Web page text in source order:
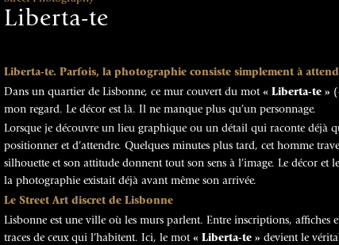
Liberta-te
Liberta-te. Parfois, la photographie consiste simplement à
Dans un quartier de Lisbonne, ce mur couvert du mot « Liberta-te »
mon regard. Le décor est là. Il ne manque plus qu’un personnage.
Lorsque je découvre un lieu graphique ou un détail qui raconte déjà
positionner et d’attendre. Quelques minutes plus tard, cet homme
silhouette et son attitude donnent tout son sens à l’image. Le décor et
la photographie existait déjà avant même son arrivée.
Le Street Art discret de Lisbonne
Lisbonne est une ville où les murs parlent. Entre inscriptions, affiches
traces de ceux qui l’habitent. Ici, le mot « Liberta-te » devient le